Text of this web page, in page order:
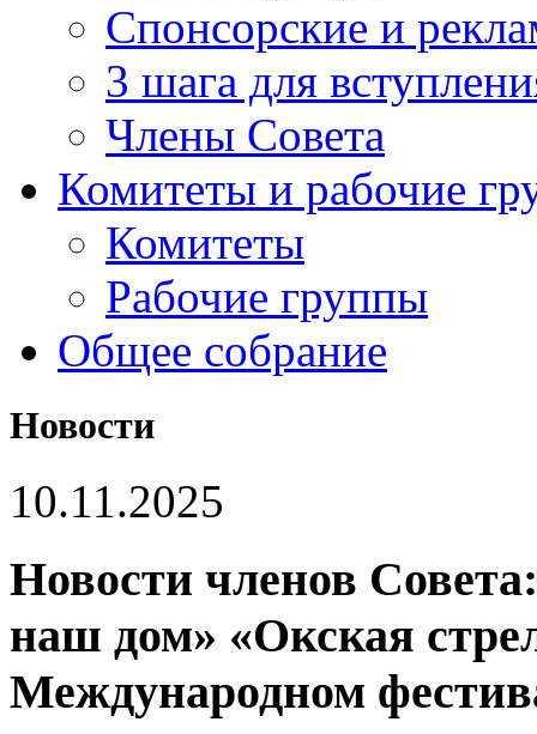
Спонсорские и
3 шага для
Члены Совета
Комитеты и рабочие
Комитеты
Рабочие группы
Общее собрание
Новости
10.11.2025
Новости членов
наш дом» «Окская
Международном